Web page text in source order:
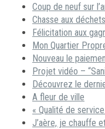
Coup de neuf sur
Chasse aux
Félicitation aux
Mon Quartier
Nouveau le
Projet vidéo –
Découvrez le
A fleur de ville
« Qualité de
J’aère, je chauffe